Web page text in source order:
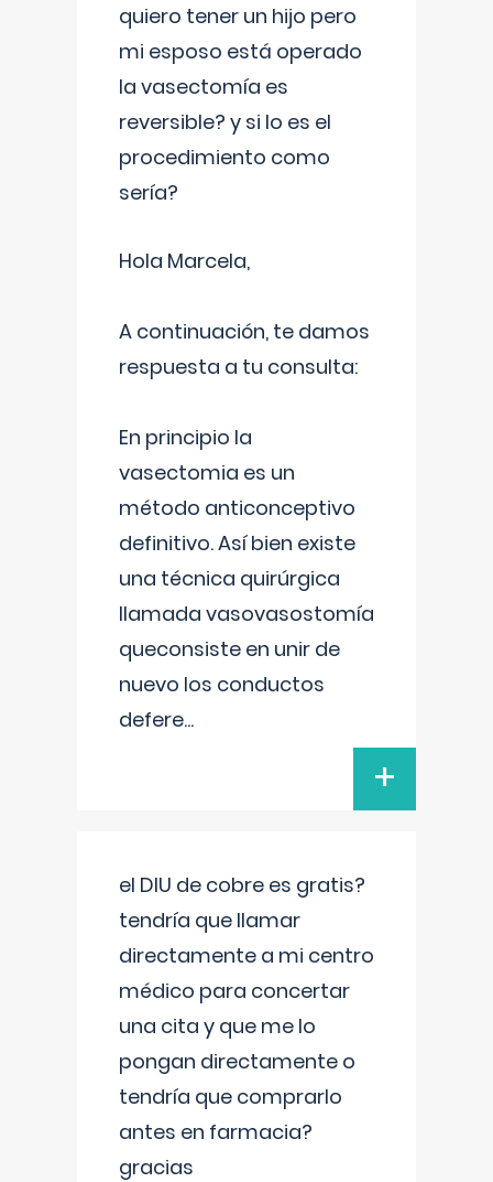
quiero tener un hijo pero
mi esposo está operado
la vasectomía es
reversible? y si lo es el
procedimiento como
sería?
Hola Marcela,
A continuación, te damos
respuesta a tu consulta:
En principio la
vasectomia es un
método anticonceptivo
definitivo. Así bien existe
una técnica quirúrgica
llamada vasovasostomía
queconsiste en unir de
nuevo los conductos
defere...
+
el DIU de cobre es gratis?
tendría que llamar
directamente a mi centro
médico para concertar
una cita y que me lo
pongan directamente o
tendría que comprarlo
antes en farmacia?
gracias